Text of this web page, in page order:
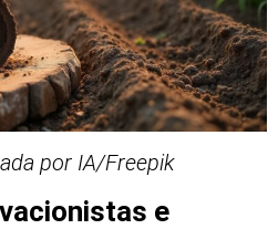
por IA/Freepik
e